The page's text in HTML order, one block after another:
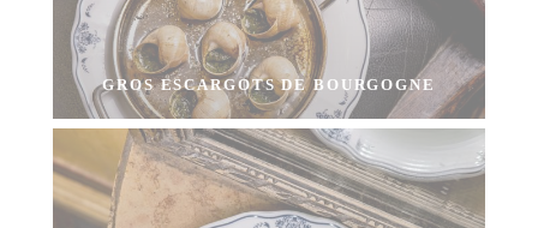
GROS ESCARGOTS DE BOURGOGNE